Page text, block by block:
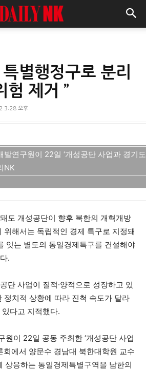
별행정구로 분리
험 제거 ”
3:28 오후
연구원이 22일 ‘개성공단 사업과 경기
NK
도 개성공단이 향후 북한의 개혁개방
위해서는 독립적인 경제 특구로 지정돼
잇는 별도의 통일경제특구를 건설해야
.
단 사업이 질적∙양적으로 성장하고 있
정치적 상황에 따라 진척 속도가 달라
다고 지적했다.
원이 22일 공동 주최한 ‘개성공단 사업
회에서 양문수 경남대 북한대학원 교수
상응하는 통일경제특별구역을 남한의